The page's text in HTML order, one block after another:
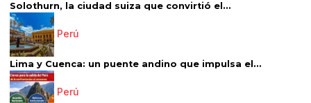
Solothurn, la ciudad suiza que convirtió el...
Perú
Lima y Cuenca: un puente andino que impulsa el...
Perú